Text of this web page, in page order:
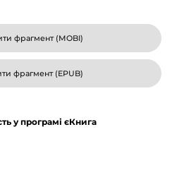
фрагмент (MOBI)
фрагмент (EPUB)
у програмі єКнига